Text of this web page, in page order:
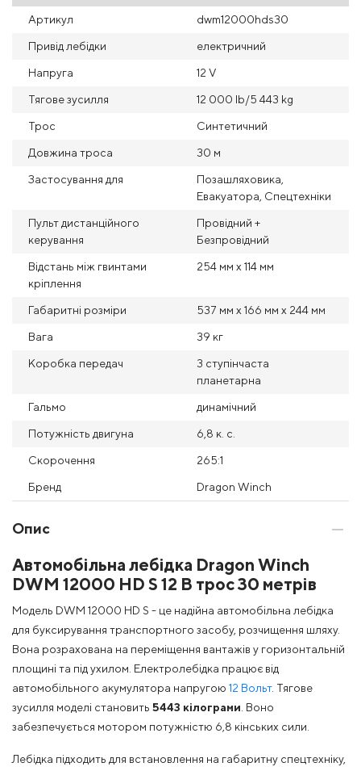
Артикул dwm12000hds30
Привід лебідки електричний
Напруга 12 V
Тягове зусилля 12 000 Ib/5 443 kg
Трос Синтетичний
Довжина троса 30 м
Застосування для
Позашляховика,
Евакуатора, Спецтехніки
Пульт дистанційного
керування
Провідний +
Безпровідний
Відстань між гвинтами
кріплення
254 мм х 114 мм
Габаритні розміри 537 мм x 166 мм x 244 мм
Вага 39 кг
Коробка передач
3 ступінчаста
планетарна
Гальмо динамічний
Потужність двигуна 6,8 к. с.
Скорочення 265:1
Бренд Dragon Winch
Опис
Автомобільна лебідка Dragon Winch
DWM 12000 HD S 12 В трос 30 метрів
Модель DWM 12000 HD S - це надійна автомобільна лебідка
для буксирування транспортного засобу, розчищення шляху.
Вона розрахована на переміщення вантажів у горизонтальній
площині та під ухилом. Електролебідка працює від
автомобільного акумулятора напругою 12 Вольт. Тягове
зусилля моделі становить 5443 кілограми . Воно
забезпечується мотором потужністю 6,8 кінських сили.
Лебідка підходить для встановлення на габаритну спецтехніку,